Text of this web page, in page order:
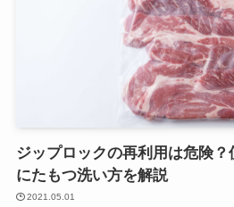
ジップロックの再利用は危険
にたもつ洗い方を解説
2021.05.01